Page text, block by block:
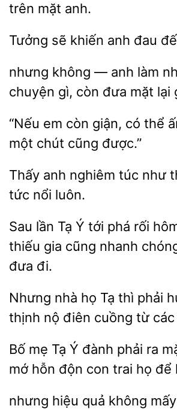
trên mặt anh.
Tưởng sẽ khiến
nhưng không — làm
chuyện gì, còn
mặt lại
“Nếu em còn giận, có thể
một
cũng
Thấy anh
như
tức
luôn.
Sau lần Tạ tới phá rối
thiếu gia cũng nhanh
đi.
nhà họ Tạ thì phải
thịnh nộ điên cuồng từ các
Bố mẹ
Ý đành phải ra
hỗn độn con trai họ
nhưng
quả không